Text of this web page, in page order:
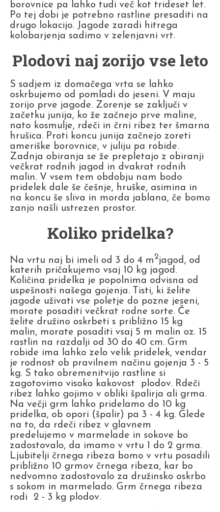
borovnice pa lahko tudi več kot trideset let.
Po tej dobi je potrebno rastline presaditi na
drugo lokacijo. Jagode zaradi hitrega
kolobarjenja sadimo v zelenjavni vrt.
Plodovi naj zorijo vse leto
S sadjem iz domačega vrta se lahko
oskrbujemo od pomladi do jeseni. V maju
zorijo prve jagode. Zorenje se zaključi v
začetku junija, ko že začnejo prve maline,
nato kosmulje, rdeči in črni ribez ter šmarna
hrušica. Proti koncu junija začnejo zoreti
ameriške borovnice, v juliju pa robide.
Zadnja obiranja se že prepletajo z obiranji
večkrat rodnih jagod in dvakrat rodnih
malin. V vsem tem obdobju nam bodo
pridelek dale še češnje, hruške, asimina in
na koncu še sliva in morda jablana, če bomo
zanjo našli ustrezen prostor.
Koliko pridelka?
Na vrtu naj bi imeli od 3 do 4 m2jagod, od
katerih pričakujemo vsaj 10 kg jagod.
Količina pridelka je popolnima odvisna od
uspešnosti našega gojenja. Tisti, ki želite
jagode uživati vse poletje do pozne jeseni,
morate posaditi večkrat rodne sorte. Če
želite družino oskrbeti s približno 15 kg
malin, morate posaditi vsaj 5 m malin oz. 15
rastlin na razdalji od 30 do 40 cm. Grm
robide ima lahko zelo velik pridelek, vendar
je rodnost ob pravilnem načinu gojenja 3 - 5
kg. S tako obremenitvijo rastline si
zagotovimo visoko kakovost plodov. Rdeči
ribez lahko gojimo v obliki špalirja ali grma.
Na večji grm lahko pridelamo do 10 kg
pridelka, ob opori (špalir) pa 3 - 4 kg. Glede
na to, da rdeči ribez v glavnem
predelujemo v marmelade in sokove bo
zadostovalo, da imamo v vrtu 1 do 2 grma.
Ljubitelji črnega ribeza bomo v vrtu posadili
približno 10 grmov črnega ribeza, kar bo
nedvomno zadostovalo za družinsko oskrbo
s sokom in marmelado. Grm črnega ribeza
rodi 2 - 3 kg plodov.